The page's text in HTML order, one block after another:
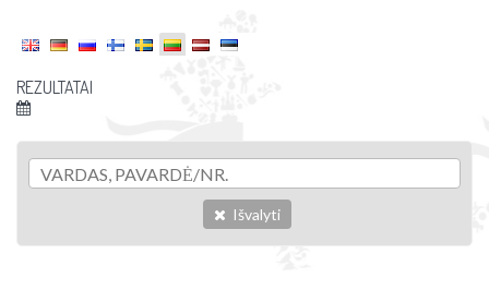
REZULTATAI
Išvalyti